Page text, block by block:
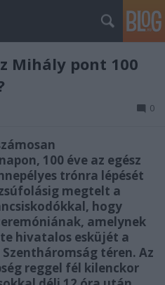
Mihály pont 100
0
100 éve az egész
trónra lépését
megtelt a
hogy
amelynek
hivatalos esküjét a
téren. Az
reggel fél kilenckor